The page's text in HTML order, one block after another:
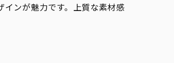
ンが魅力です。上質な素材感